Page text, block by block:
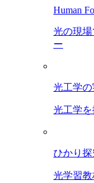
Human
光の現
ー
光工学
光工学
ひかり探
光学習